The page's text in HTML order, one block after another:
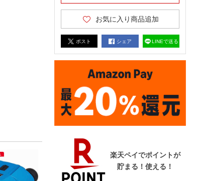
お気に入り商品追加
ポスト シェア LINEで送る